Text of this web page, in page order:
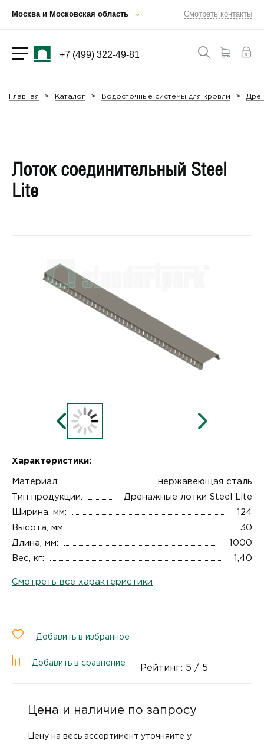
Москва и Московская область Смотреть контакты
+7 (499) 322-49-81
Главная Каталог Водосточные системы для кровли
Лоток соединительный Steel
Lite
Характеристики:
Материал:
нержавеющая сталь
Тип продукции:
Дренажные лотки Steel Lite
Ширина, мм:
124
Высота, мм:
30
Длина, мм:
1000
Вес, кг:
1,40
Смотреть все характеристики
Добавить в избранное
Добавить в сравнение
Рейтинг: 5 / 5
Цена и наличие по запросу
Цену на весь ассортимент уточняйте у